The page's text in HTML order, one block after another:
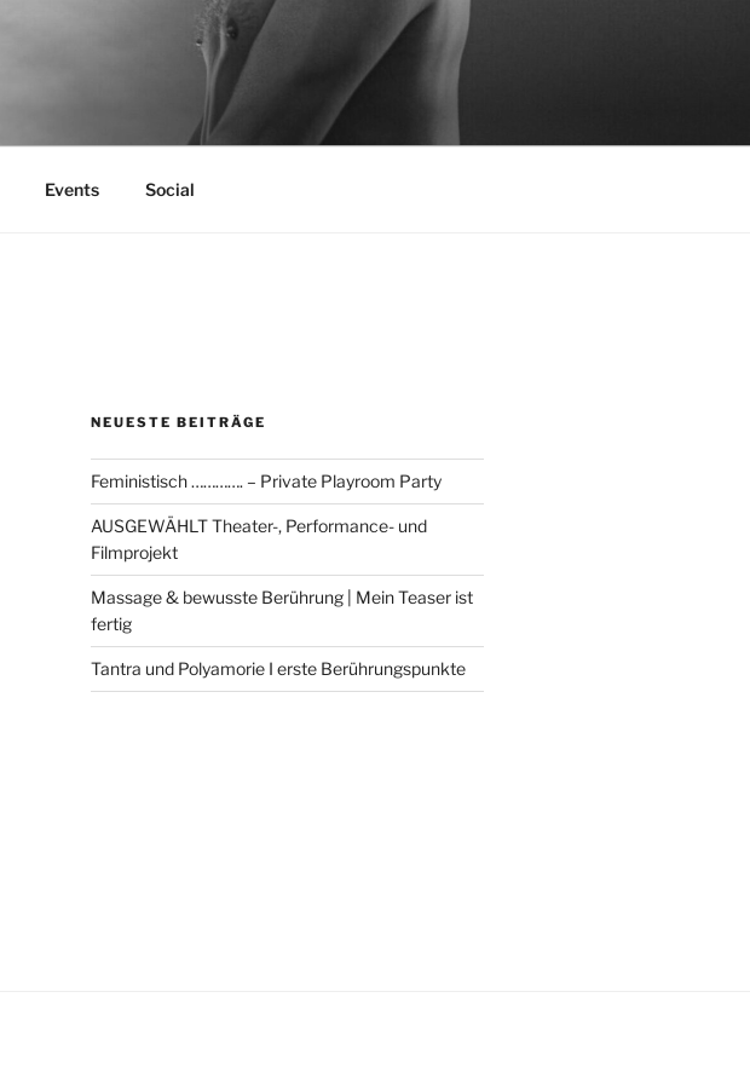
Events Social
NEUESTE BEITRÄGE
Feministisch …………. – Private Playroom Party
AUSGEWÄHLT Theater-, Performance- und
Filmprojekt
Massage & bewusste Berührung | Mein Teaser ist
fertig
Tantra und Polyamorie I erste Berührungspunkte